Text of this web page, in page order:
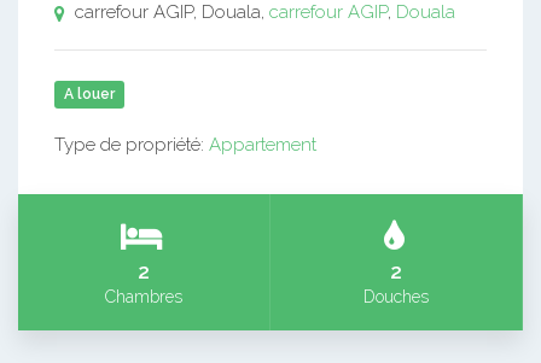
carrefour AGIP, Douala, carrefour AGIP, Douala
A louer
Type de propriété: Appartement
2
Chambres
2
Douches